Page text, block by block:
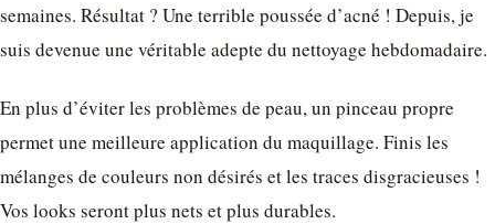
semaines. Résultat ? Une terrible poussée d’acné ! Depuis, je
suis devenue une véritable adepte du nettoyage hebdomadaire.
En plus d’éviter les problèmes de peau, un pinceau propre
permet une meilleure application du maquillage. Finis les
mélanges de couleurs non désirés et les traces disgracieuses !
Vos looks seront plus nets et plus durables.